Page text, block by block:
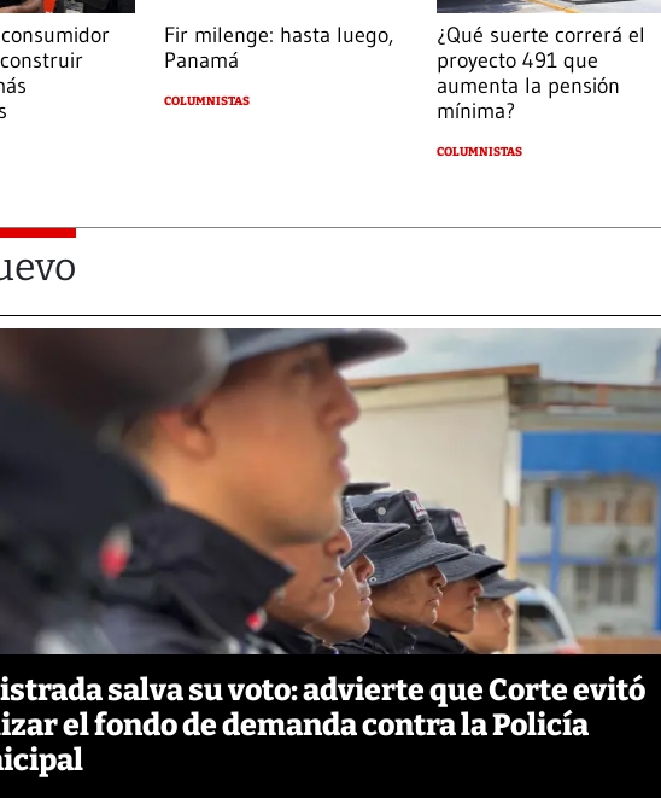
Fir milenge: hasta luego,
Panamá
COLUMNISTAS
¿Qué suerte correrá el
proyecto 491 que
aumenta la pensión
mínima?
COLUMNISTAS
salva su voto: advierte que Corte evitó
el fondo de demanda contra la Policía